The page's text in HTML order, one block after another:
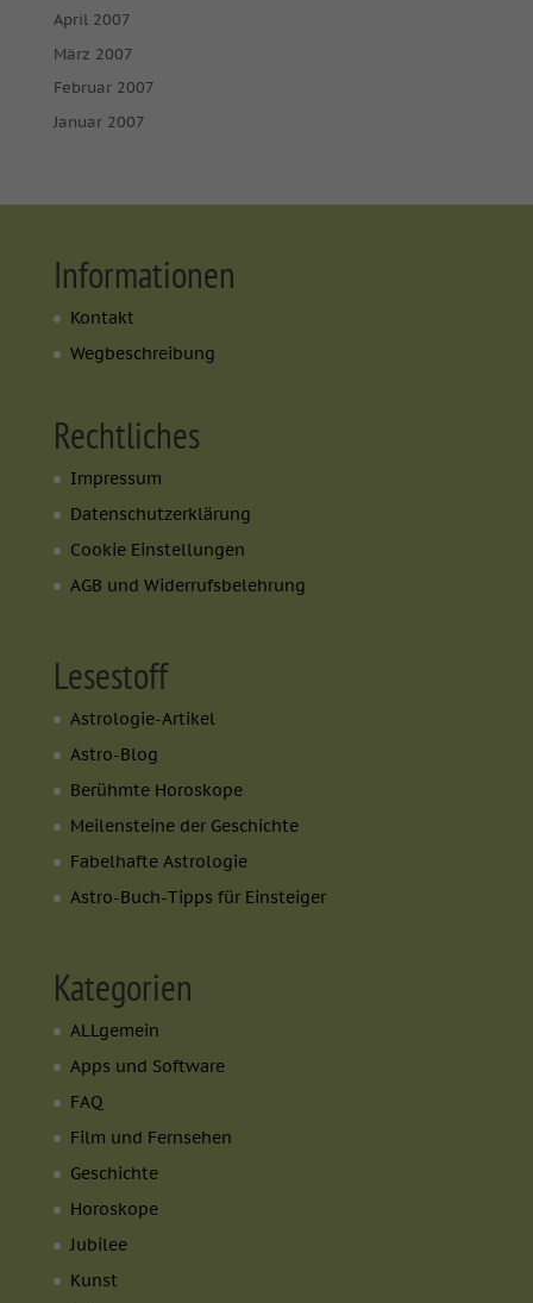
April 2007
März 2007
Februar 2007
Januar 2007
Informationen
Kontakt
Wegbeschreibung
Rechtliches
Impressum
Datenschutzerklärung
Cookie Einstellungen
AGB und Widerrufsbelehrung
Lesestoff
Astrologie-Artikel
Astro-Blog
Berühmte Horoskope
Meilensteine der Geschichte
Fabelhafte Astrologie
Astro-Buch-Tipps für Einsteiger
Kategorien
ALLgemein
Apps und Software
FAQ
Film und Fernsehen
Geschichte
Horoskope
Jubilee
Kunst